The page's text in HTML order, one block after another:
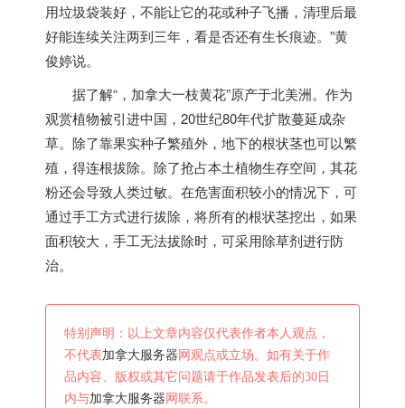
用垃圾袋装好，不能让它的花或种子飞播，清理后最
好能连续关注两到三年，看是否还有生长痕迹。”黄
俊婷说。
据了解“， 加拿大一枝黄花”原产于北美洲。作为
观赏植物被引进中国，20世纪80年代扩散蔓延成杂
草。除了靠果实种子繁殖外，地下的根状茎也可以繁
殖，得连根拔除。除了抢占本土植物生存空间，其花
粉还会导致人类过敏。在危害面积较小的情况下，可
通过手工方式进行拔除，将所有的根状茎挖出，如果
面积较大，手工无法拔除时，可采用除草剂进行防
治。
特别声明：以上文章内容仅代表作者本人观点，
不代表加拿大服务器 网观点或立场。如有关于作
品内容、版权或其它问题请于作品发表后的30日
内与加拿大服务器 网联系。